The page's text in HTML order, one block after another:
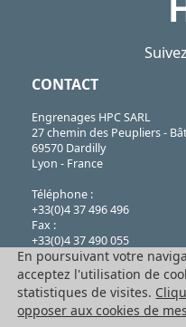
CONTACT
Engrenages HPC SARL
27 chemin des Peupliers -
69570 Dardilly
Lyon - France
Téléphone :
+33(0)4 37 496 496
Fax :
+33(0)4 37 490 055
SARL au capital de 76224€
N°382 911 907 RCS
Lyon, code APE 4669B
TVA FR 41 382 911 907.
En poursuivant votre
acceptez l'utilisation de
statistiques de visites.
opposer aux cookies de